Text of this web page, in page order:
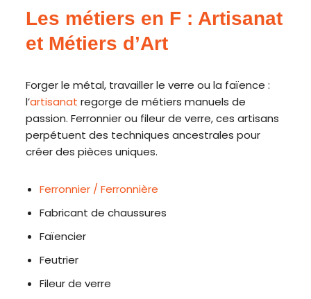
Les métiers en F : Artisanat
et Métiers d’Art
Forger le métal, travailler le verre ou la faïence :
l’artisanat regorge de métiers manuels de
passion. Ferronnier ou fileur de verre, ces artisans
perpétuent des techniques ancestrales pour
créer des pièces uniques.
Ferronnier / Ferronnière
Fabricant de chaussures
Faïencier
Feutrier
Fileur de verre